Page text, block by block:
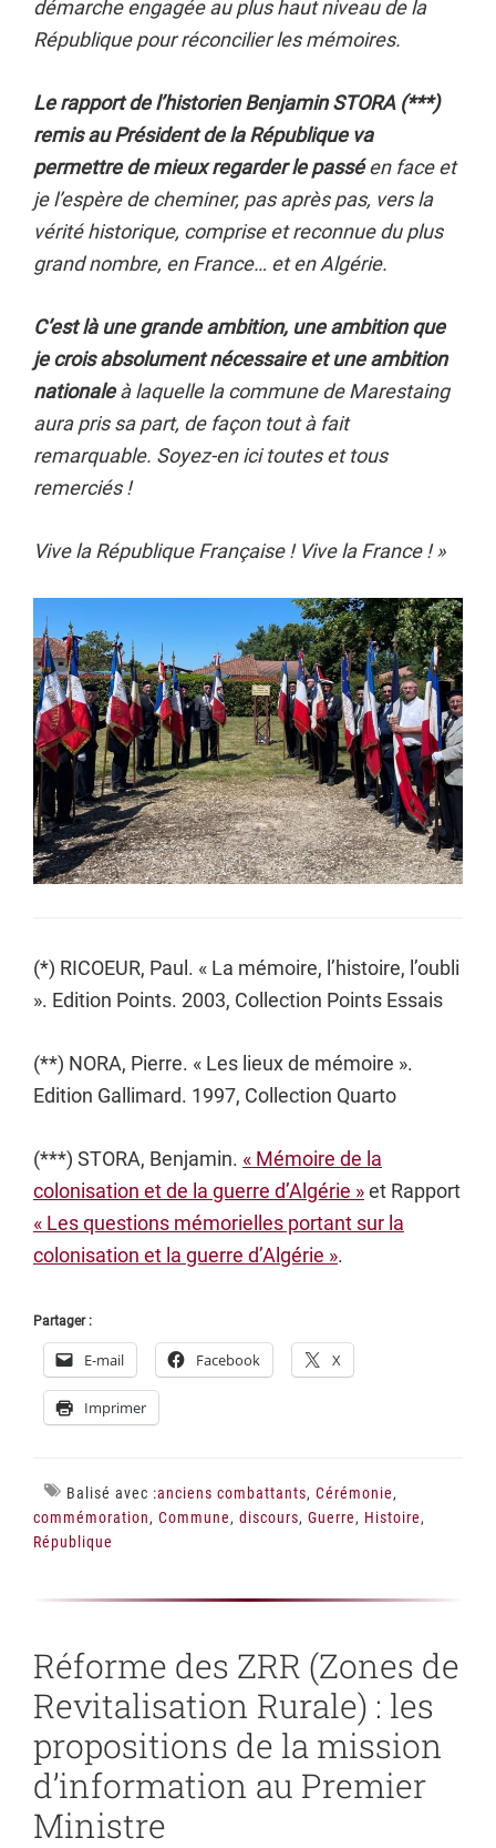
démarche engagée au plus haut niveau de la
République pour réconcilier les mémoires.
Le rapport de l’historien Benjamin STORA (***)
remis au Président de la République va
permettre de mieux regarder le passéen face et
je l’espère de cheminer, pas après pas, vers la
vérité historique, comprise et reconnue du plus
grand nombre, en France… et en Algérie.
C’est là une grande ambition, une ambition que
je crois absolument nécessaire et une ambition
nationaleà laquelle la commune de Marestaing
aura pris sa part, de façon tout à fait
remarquable. Soyez-en ici toutes et tous
remerciés !
Vive la République Française ! Vive la France ! »
(*) RICOEUR, Paul. « La mémoire, l’histoire, l’oubli
». Edition Points. 2003, Collection Points Essais
(**) NORA, Pierre. « Les lieux de mémoire ».
Edition Gallimard. 1997, Collection Quarto
(***) STORA, Benjamin. « Mémoire de la
colonisation et de la guerre d’Algérie »et Rapport
« Les questions mémorielles portant sur la
colonisation et la guerre d’Algérie ».
Partager :
E-mail Facebook X
Imprimer
Balisé avec :anciens combattants, Cérémonie,
commémoration, Commune, discours, Guerre, Histoire,
République
Réforme des ZRR (Zones de
Revitalisation Rurale) : les
propositions de la mission
d’information au Premier
Ministre